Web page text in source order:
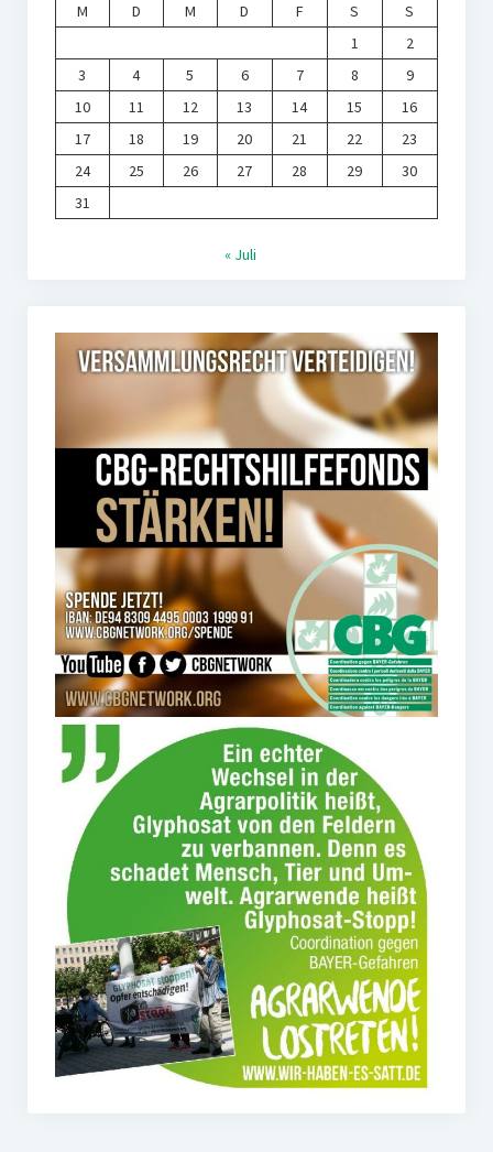
M
D M D F S
S
1
2
3
4 5 6 7 8
9
10
11 12 13 14 15
16
17
18 19 20 21 22
23
24
25 26 27 28 29
30
31
« Juli